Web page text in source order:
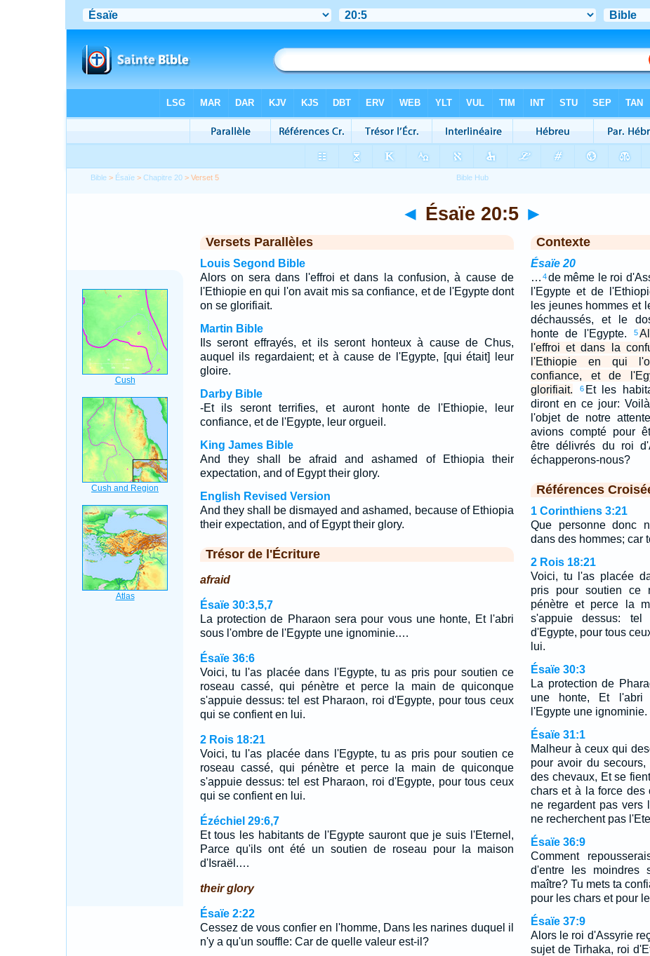
Bible > Ésaïe >Chapitre 20 > Verset 5
◄ Ésaïe 20:5 ►
Versets Parallèles
Louis Segond Bible
Alors on sera dans l'effroi et dans la confusion, à cause de
l'Ethiopie en qui l'on avait mis sa confiance, et de l'Egypte dont
on se glorifiait.
Martin Bible
Ils seront effrayés, et ils seront honteux à cause de Chus,
auquel ils regardaient; et à cause de l'Egypte, [qui était] leur
gloire.
Darby Bible
-Et ils seront terrifies, et auront honte de l'Ethiopie, leur
confiance, et de l'Egypte, leur orgueil.
King James Bible
And they shall be afraid and ashamed of Ethiopia their
expectation, and of Egypt their glory.
English Revised Version
And they shall be dismayed and ashamed, because of Ethiopia
their expectation, and of Egypt their glory.
Trésor de l'Écriture
afraid
Ésaïe 30:3,5,7
La protection de Pharaon sera pour vous une honte, Et l'abri
sous l'ombre de l'Egypte une ignominie.…
Ésaïe 36:6
Voici, tu l'as placée dans l'Egypte, tu as pris pour soutien ce
roseau cassé, qui pénètre et perce la main de quiconque
s'appuie dessus: tel est Pharaon, roi d'Egypte, pour tous ceux
qui se confient en lui.
2 Rois 18:21
Voici, tu l'as placée dans l'Egypte, tu as pris pour soutien ce
roseau cassé, qui pénètre et perce la main de quiconque
s'appuie dessus: tel est Pharaon, roi d'Egypte, pour tous ceux
qui se confient en lui.
Ézéchiel 29:6,7
Et tous les habitants de l'Egypte sauront que je suis l'Eternel,
Parce qu'ils ont été un soutien de roseau pour la maison
d'Israël.…
their glory
Ésaïe 2:22
Cessez de vous confier en l'homme, Dans les narines duquel il
n'y a qu'un souffle: Car de quelle valeur est-il?
Contexte
Ésaïe 20
… 4de même le roi
l'Egypte et de
les jeunes hommes et
déchaussés, et le
honte de l'Egypte.
5
l'effroi et dans la
l'Ethiopie en qui
confiance, et de
glorifiait.
6 Et les
diront en ce jour:
l'objet de notre
avions compté pour
être délivrés du roi
échapperons-nous?
Références
1 Corinthiens 3:21
Que personne donc
dans des hommes; car
2 Rois 18:21
Voici, tu l'as placée
pris pour soutien ce
pénètre et perce la
s'appuie dessus:
d'Egypte, pour tous
lui.
Ésaïe 30:3
La protection de
une honte, Et l'abri
l'Egypte une ignominie.
Ésaïe 31:1
Malheur à ceux qui
pour avoir du
des chevaux, Et se
chars et à la force des
ne regardent pas vers
ne recherchent pas
Ésaïe 36:9
Comment
d'entre les moindres
maître? Tu mets ta
pour les chars et pour
Ésaïe 37:9
Alors le roi d'Assyrie
sujet de Tirhaka, roi